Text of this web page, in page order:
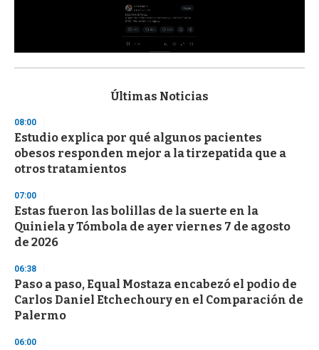
s
d
s
o
f
3
s
e
c
o
n
Últimas Noticias
08:00
Estudio explica por qué algunos pacientes
obesos responden mejor a la tirzepatida que a
otros tratamientos
07:00
Estas fueron las bolillas de la suerte en la
Quiniela y Tómbola de ayer viernes 7 de agosto
de 2026
06:38
Paso a paso, Equal Mostaza encabezó el podio de
Carlos Daniel Etchechoury en el Comparación de
Palermo
06:00